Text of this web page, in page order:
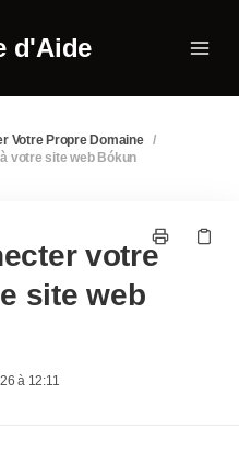
d'Aide
Votre Propre Domaine /
votre site web Bókun
votre
site web
à 12:11